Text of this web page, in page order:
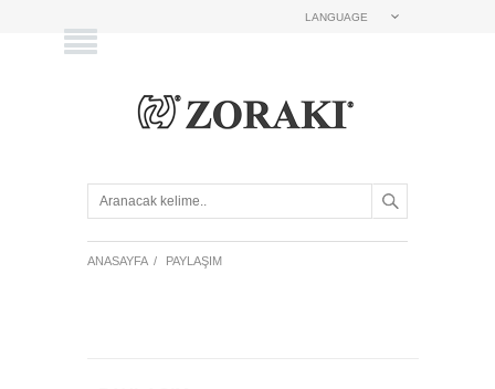
LANGUAGE
ANASAYFA/ PAYLAŞIM